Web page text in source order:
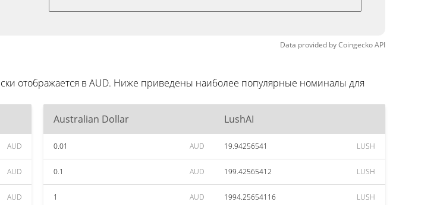
Data provided byCoingeckoAPI
отображается в AUD. Ниже приведены наиболее популярные номиналы для
AUD
AUD
AUD
Australian Dollar LushAI
0.01 AUD 19.94256541 LUSH
0.1 AUD 199.42565412 LUSH
1 AUD 1994.25654116 LUSH